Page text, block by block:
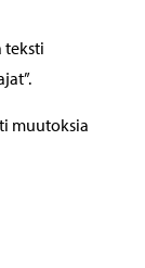
teksti
muutoksia